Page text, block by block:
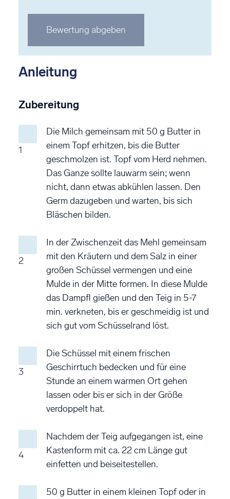
Stern
bewerten
Stern
bewerten
Stern
bewerten
Stern
bewerten
Stern
bewerten
Bewertung abgeben
Anleitung
Zubereitung
1
Die Milch gemeinsam mit 50 g Butter in
einem Topf erhitzen, bis die Butter
geschmolzen ist. Topf vom Herd nehmen.
Das Ganze sollte lauwarm sein; wenn
nicht, dann etwas abkühlen lassen. Den
Germ dazugeben und warten, bis sich
Bläschen bilden.
2
In der Zwischenzeit das Mehl gemeinsam
mit den Kräutern und dem Salz in einer
großen Schüssel vermengen und eine
Mulde in der Mitte formen. In diese Mulde
das Dampfl gießen und den Teig in 5-7
min. verkneten, bis er geschmeidig ist und
sich gut vom Schüsselrand löst.
3
Die Schüssel mit einem frischen
Geschirrtuch bedecken und für eine
Stunde an einem warmen Ort gehen
lassen oder bis er sich in der Größe
verdoppelt hat.
4
Nachdem der Teig aufgegangen ist, eine
Kastenform mit ca. 22 cm Länge gut
einfetten und beiseitestellen.
50 g Butter in einem kleinen Topf oder in